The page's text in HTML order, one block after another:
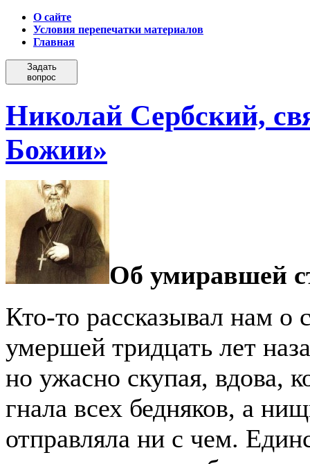
О сайте
Условия перепечатки материалов
Главная
Задать
вопрос
Николай Сербский,
Божии»
Об умиравшей
Кто-то рассказывал нам о
умершей тридцать лет
но ужасно скупая, вдова,
гнала всех бедняков, а
отправляла ни с чем.